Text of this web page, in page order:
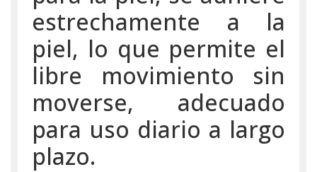
estrechamente a la
piel, lo que permite el
libre movimiento sin
moverse, adecuado
para uso diario a largo
plazo.